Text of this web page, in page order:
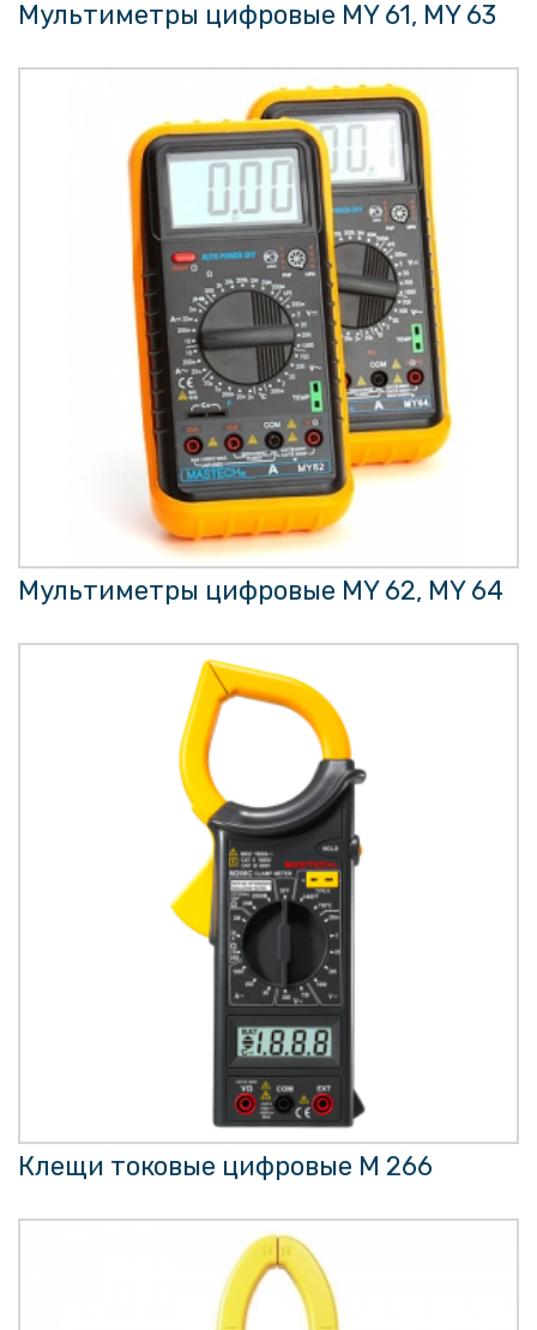
Мультиметры цифровые MY 61, MY 63
Мультиметры цифровые MY 62, MY 64
Клещи токовые цифровые M 266